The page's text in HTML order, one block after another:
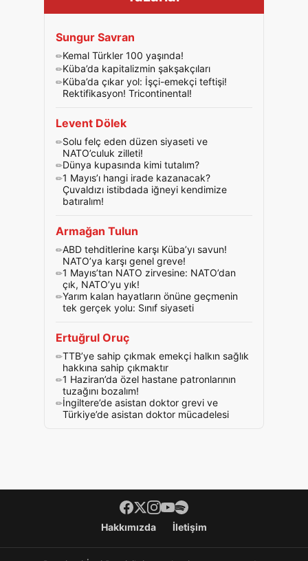
Sungur Savran
Kemal Türkler 100 yaşında!
Küba’da kapitalizmin şakşakçıları
Küba’da çıkar yol: İşçi-emekçi teftişi!
Rektifikasyon! Tricontinental!
Levent Dölek
Solu felç eden düzen siyaseti ve
NATO’culuk zilleti!
Dünya kupasında kimi tutalım?
1 Mayıs’ı hangi irade kazanacak?
Çuvaldızı istibdada iğneyi kendimize
batıralım!
Armağan Tulun
ABD tehditlerine karşı Küba’yı savun!
NATO’ya karşı genel greve!
1 Mayıs’tan NATO zirvesine: NATO’dan
çık, NATO’yu yık!
Yarım kalan hayatların önüne geçmenin
tek gerçek yolu: Sınıf siyaseti
Ertuğrul Oruç
TTB’ye sahip çıkmak emekçi halkın sağlık
hakkına sahip çıkmaktır
1 Haziran’da özel hastane patronlarının
tuzağını bozalım!
İngiltere’de asistan doktor grevi ve
Türkiye’de asistan doktor mücadelesi
Footer menüHakkımızda İletişim